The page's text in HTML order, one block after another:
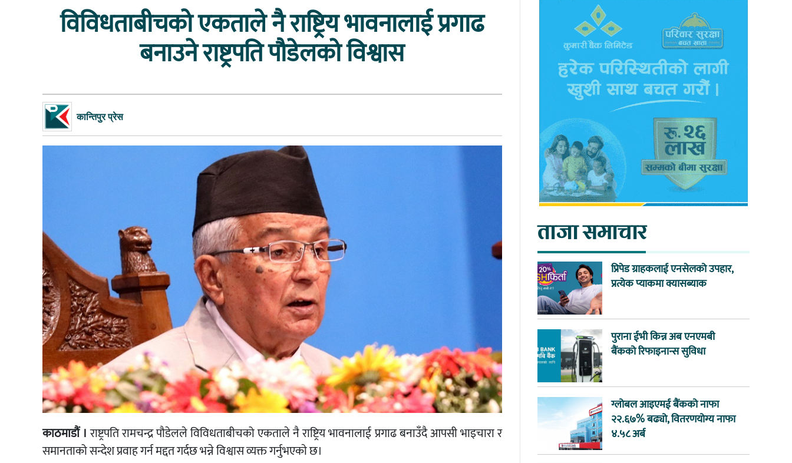
विविधताबीचको एकताले नै राष्ट्रिय भावनालाई प्रगाढ
बनाउने राष्ट्रपति पाैडेलकाे विश्वास
कान्तिपुर प्रेस
काठमाडौं ।राष्ट्रपति रामचन्द्र पौडेलले विविधताबीचको एकताले नै राष्ट्रिय भावनालाई प्रगाढ बनाउँदै आपसी भाइचारा र
समानताको सन्देश प्रवाह गर्न मद्दत गर्दछ भन्ने विश्वास व्यक्त गर्नुभएकाे छ।
ताजा समाचार
प्रिपेड ग्राहकलाई एनसेलको उपहार,
प्रत्येक प्याकमा क्यासब्याक
पुराना ईभी किन्न अब एनएमबी
बैंकको रिफाइनान्स सुविधा
ग्लोबल आइएमई बैंकको नाफा
२२.६७% बढ्यो, वितरणयोग्य नाफा
४.५८ अर्ब